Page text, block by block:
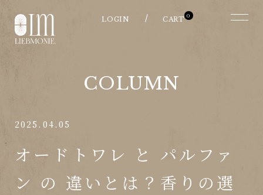
0
COLUMN
2025.04.05
オードトワレ と パルファ
ン の 違いとは？香りの選